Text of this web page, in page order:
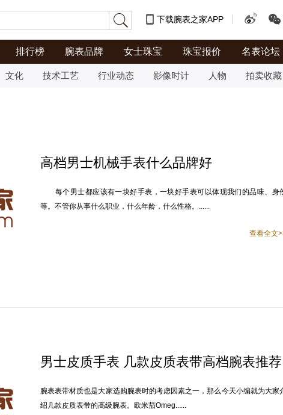
下载腕表之家APP
排行榜 腕表品牌 女士珠宝 珠宝报价 名表论坛
文化 技术工艺 行业动态 影像时计 人物 拍卖收藏
高档男士机械手表什么品牌好
每个男士都应该有一块好手表，一块好手表可以体现我们的品味、身
等。不管你从事什么职业，什么年龄，什么性格。......
查看全文
男士皮质手表 几款皮质表带高档腕表推荐
腕表表带材质也是大家选购腕表时的考虑因素之一，那么今天小编就为大家
绍几款皮质表带的高级腕表。欧米茄Omeg......